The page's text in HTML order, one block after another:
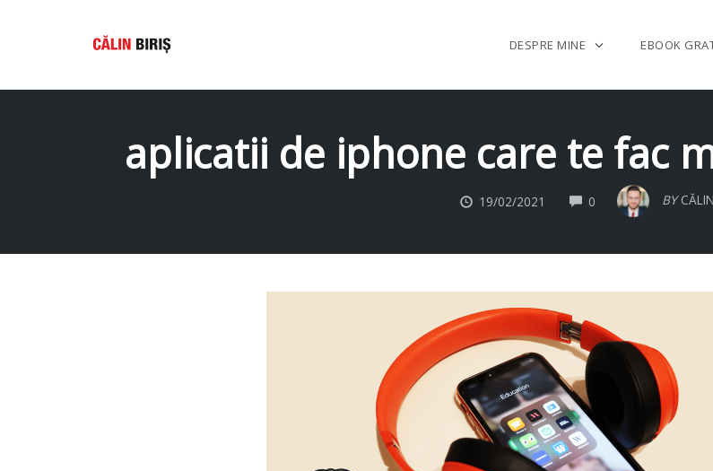
DESPRE MINE EBOOK
aplicatii de iphone care te fac
19/02/2021 0 COMMENTS BY